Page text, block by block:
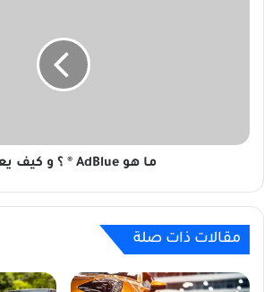
ما هو AdBlue ® ؟ و كيف يعمل؟
مقالات ذات صلة